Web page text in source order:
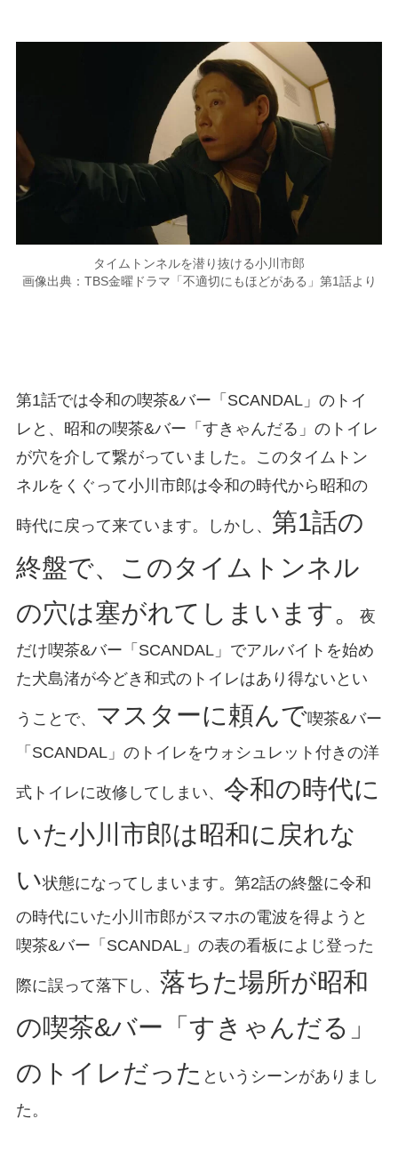
タイムトンネルを潜り抜ける小川市郎
画像出典：TBS金曜ドラマ「不適切にもほどがある」第1話より
第1話では令和の喫茶&バー「SCANDAL」のトイ
レと、昭和の喫茶&バー「すきゃんだる」のトイレ
が穴を介して繋がっていました。このタイムトン
ネルをくぐって小川市郎は令和の時代から昭和の
時代に戻って来ています。しかし、 第1話の
終盤で、このタイムトンネル
の穴は塞がれてしまいます。
夜
だけ喫茶&バー「SCANDAL」でアルバイトを始め
た犬島渚が今どき和式のトイレはあり得ないとい
うことで、 マスターに頼んで喫茶&バー
「SCANDAL」のトイレをウォシュレット付きの洋
式トイレに改修してしまい、 令和の時代に
いた小川市郎は昭和に戻れな
い状態になってしまいます。第2話の終盤に令和
の時代にいた小川市郎がスマホの電波を得ようと
喫茶&バー「SCANDAL」の表の看板によじ登った
際に誤って落下し、 落ちた場所が昭和
の喫茶&バー「すきゃんだる」
のトイレだった というシーンがありまし
た。